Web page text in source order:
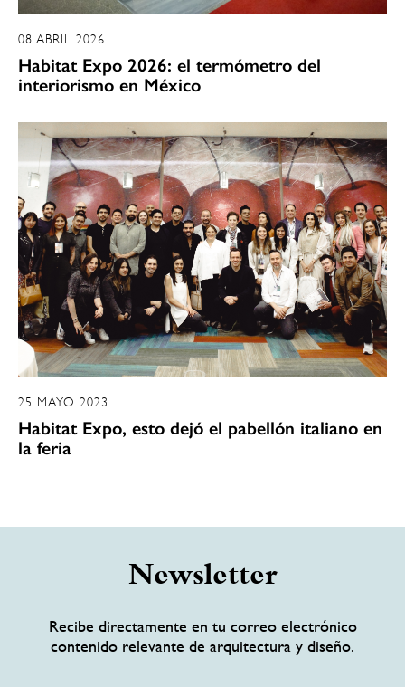
08 ABRIL 2026
Habitat Expo 2026: el termómetro del
interiorismo en México
25 MAYO 2023
Habitat Expo, esto dejó el pabellón italiano en
la feria
Newsletter
Recibe directamente en tu correo electrónico
contenido relevante de arquitectura y diseño.